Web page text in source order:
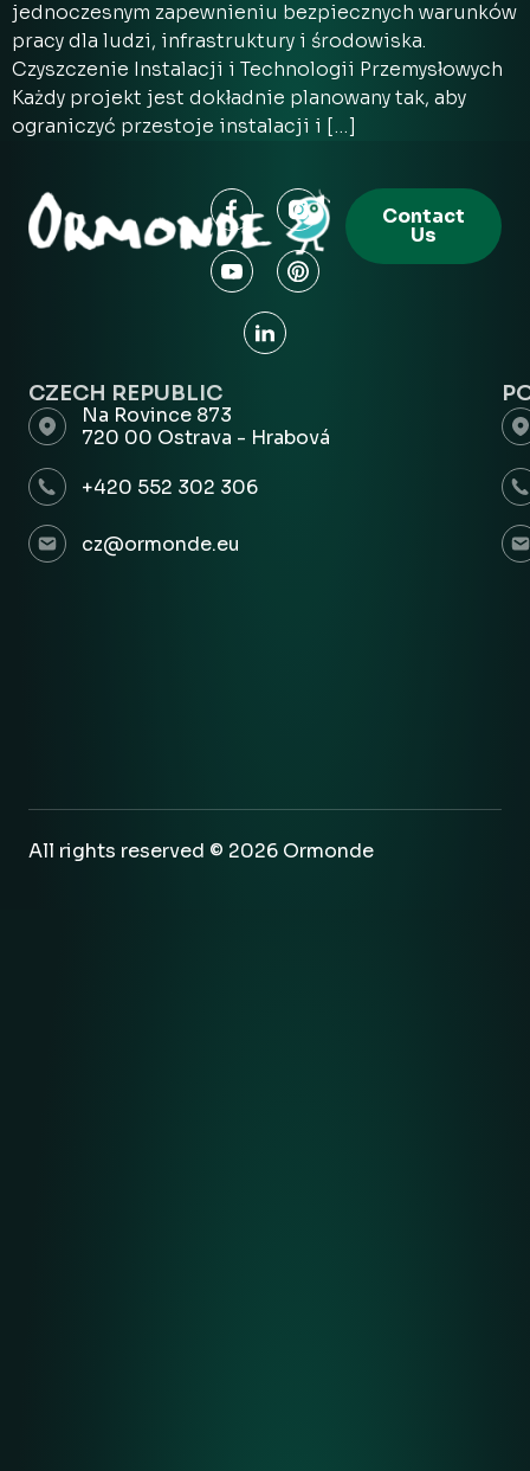
jednoczesnym zapewnieniu bezpiecznych warunków
pracy dla ludzi, infrastruktury i środowiska.
Czyszczenie Instalacji i Technologii Przemysłowych
Każdy projekt jest dokładnie planowany tak, aby
ograniczyć przestoje instalacji i […]
Contact
Us
CZECH REPUBLIC
Na Rovince 873
720 00 Ostrava - Hrabová
+420 552 302 306
cz@ormonde.eu
All rights reserved © 2026 Ormonde